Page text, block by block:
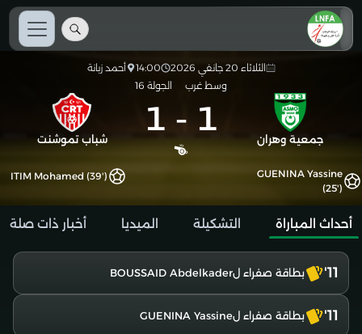
الثلاثاء 20 جانفي 2026 14:00
أحمد زبانة
وسط غرب
الجولة 16
جمعية وهران 1
-
1 شباب تموشنت
GUENINA Yassine
(25')
ITIM Mohamed (39')
أحداث المباراة التشكيلة الميديا أخبار ذات صلة
11' بطاقة صفراء لBOUSSAID Abdelkader
11' بطاقة صفراء لGUENINA Yassine